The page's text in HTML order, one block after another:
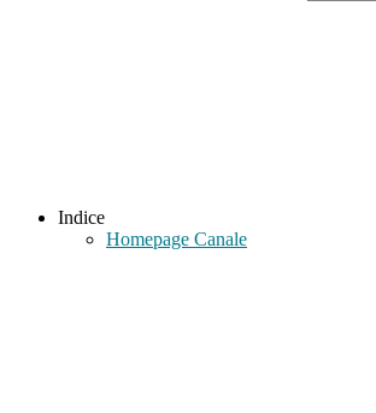
Indice
Homepage Canale